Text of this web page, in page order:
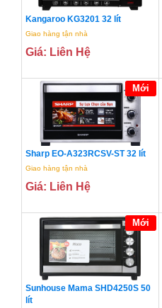
Kangaroo KG3201 32 lít
Giao hàng tận nhà
Giá: Liên Hệ
Mới
Sharp EO-A323RCSV-ST 32 lít
Giao hàng tận nhà
Giá: Liên Hệ
Mới
Sunhouse Mama SHD4250S 50
lít